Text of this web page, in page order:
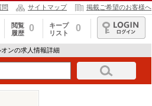
問 サイトマップ 掲載ご希望のお客様へ
閲覧
履歴
0
キープ
リスト
0
ログイン
ンの求人情報詳細